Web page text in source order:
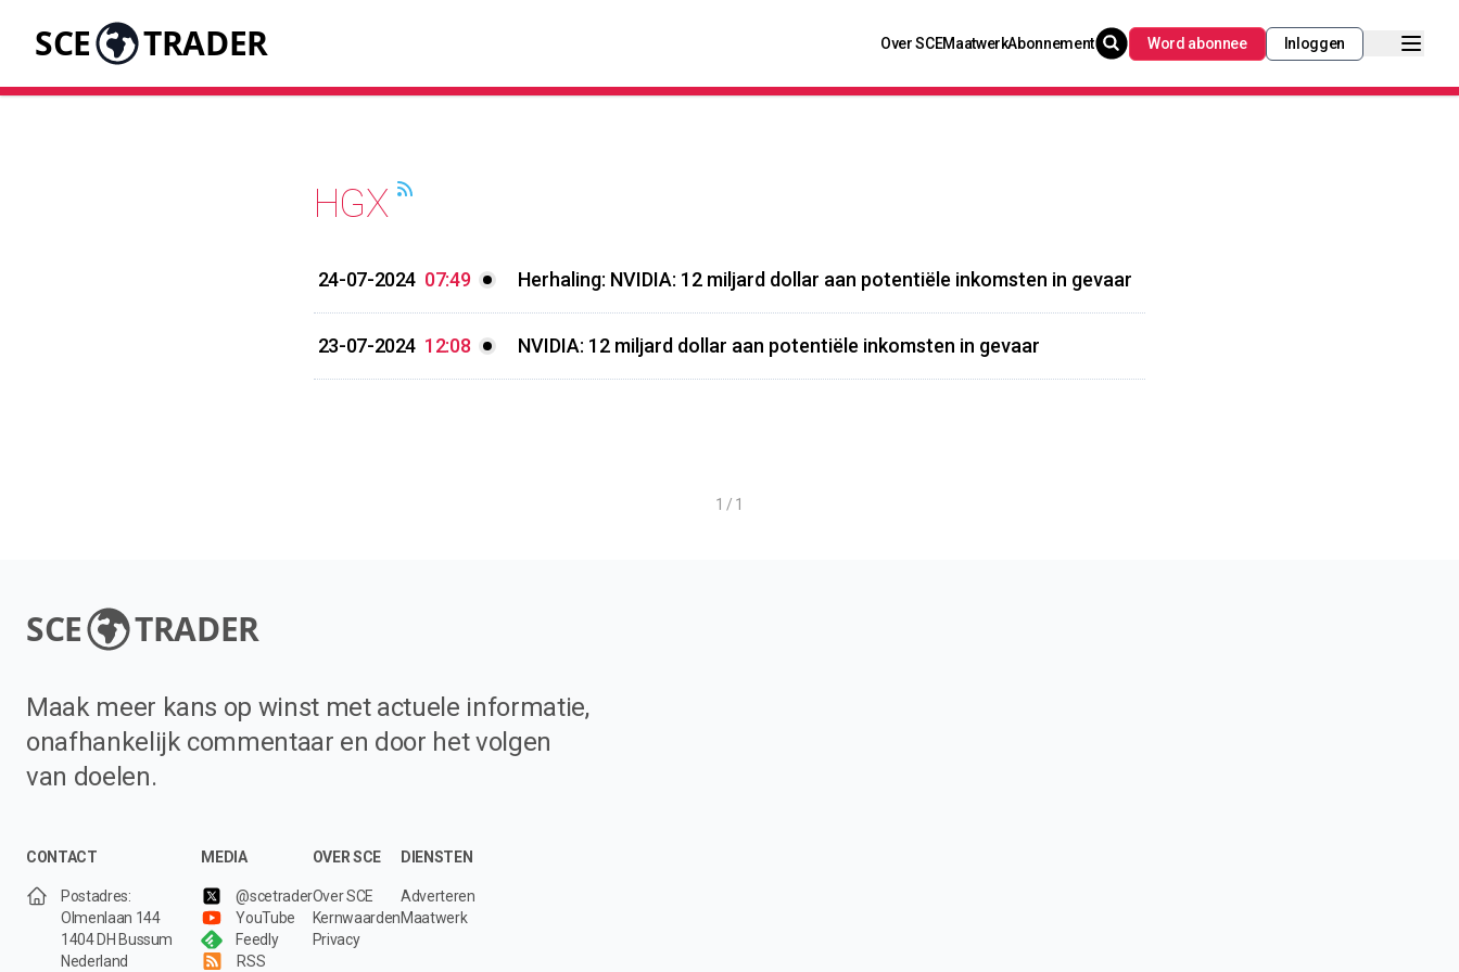
SCE TRADER Over SCEMaatwerkAbonnement Word abonnee Inloggen
HGX
24-07-2024 07:49 Herhaling: NVIDIA: 12 miljard dollar aan potentiële inkomsten in gevaar
23-07-2024 12:08 NVIDIA: 12 miljard dollar aan potentiële inkomsten in gevaar
1 / 1
SCE TRADER
Maak meer kans op winst met actuele informatie,
onafhankelijk commentaar en door het volgen
van doelen.
CONTACT
Postadres:
Olmenlaan 144
1404 DH Bussum
Nederland
MEDIA
@scetrader
YouTube
Feedly
RSS
OVER SCE
Over SCE
Kernwaarden
Privacy
DIENSTEN
Adverteren
Maatwerk